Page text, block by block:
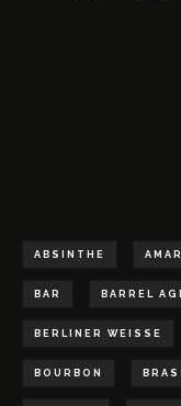
ABSINTHE
BAR BARREL
BERLINER WEISSE
BOURBON